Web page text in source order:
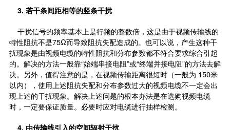
3. 若干条间距相等的竖条干扰
干扰信号的频率基本上是行频的整数倍，这是由于视频传输线的
特性阻抗不是75Ω而导致阻抗失配造成的。也可以说，产生这种干
扰现象是由视频电缆的特性阻抗和分布参数都不符合要求综合引起
的。解决的方法一般靠“始端串接电阻”或“终端并接电阻”的方法去解
决。另外，值得注意的是，在视频传输距离很短时（一般为 150米
以内），使用上述阻抗失配和分布参数过大的视频电缆不一定会出
现上述的干扰现象。解决上述问题的根本办法是在选购视频电缆
时，一定要保证质量。必要时应对电缆进行抽样检测。
4. 由传输线引入的空间辐射干扰